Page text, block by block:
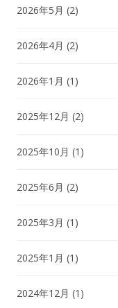
2026年5月 (2)
2026年4月 (2)
2026年1月 (1)
2025年12月 (2)
2025年10月 (1)
2025年6月 (2)
2025年3月 (1)
2025年1月 (1)
2024年12月 (1)